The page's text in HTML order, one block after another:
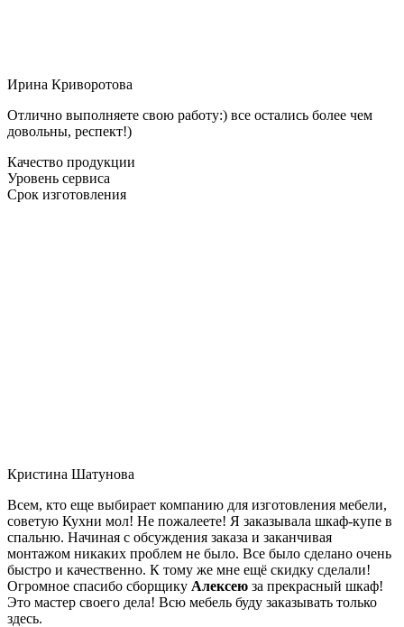
Ирина Криворотова
Отлично выполняете свою работу:) все остались более чем
довольны, респект!)
Качество продукции
Уровень сервиса
Срок изготовления
Кристина Шатунова
Всем, кто еще выбирает компанию для изготовления мебели,
советую Кухни мол! Не пожалеете! Я заказывала шкаф-купе в
спальню. Начиная с обсуждения заказа и заканчивая
монтажом никаких проблем не было. Все было сделано очень
быстро и качественно. К тому же мне ещё скидку сделали!
Огромное спасибо сборщику Алексею за прекрасный шкаф!
Это мастер своего дела! Всю мебель буду заказывать только
здесь.